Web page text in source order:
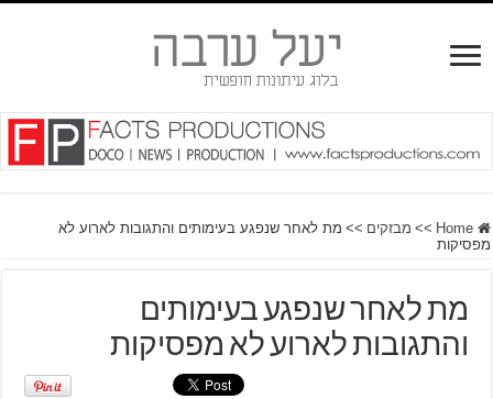
Home
>> מבזקים >> מת לאחר שנפגע בעימותים והתגובות לארוע לא
מפסיקות
מת לאחר שנפגע בעימותים
והתגובות לארוע לא מפסיקות